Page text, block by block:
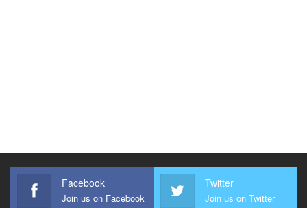
Facebook
Join us on Facebook
Twitter
Join us on Twitter